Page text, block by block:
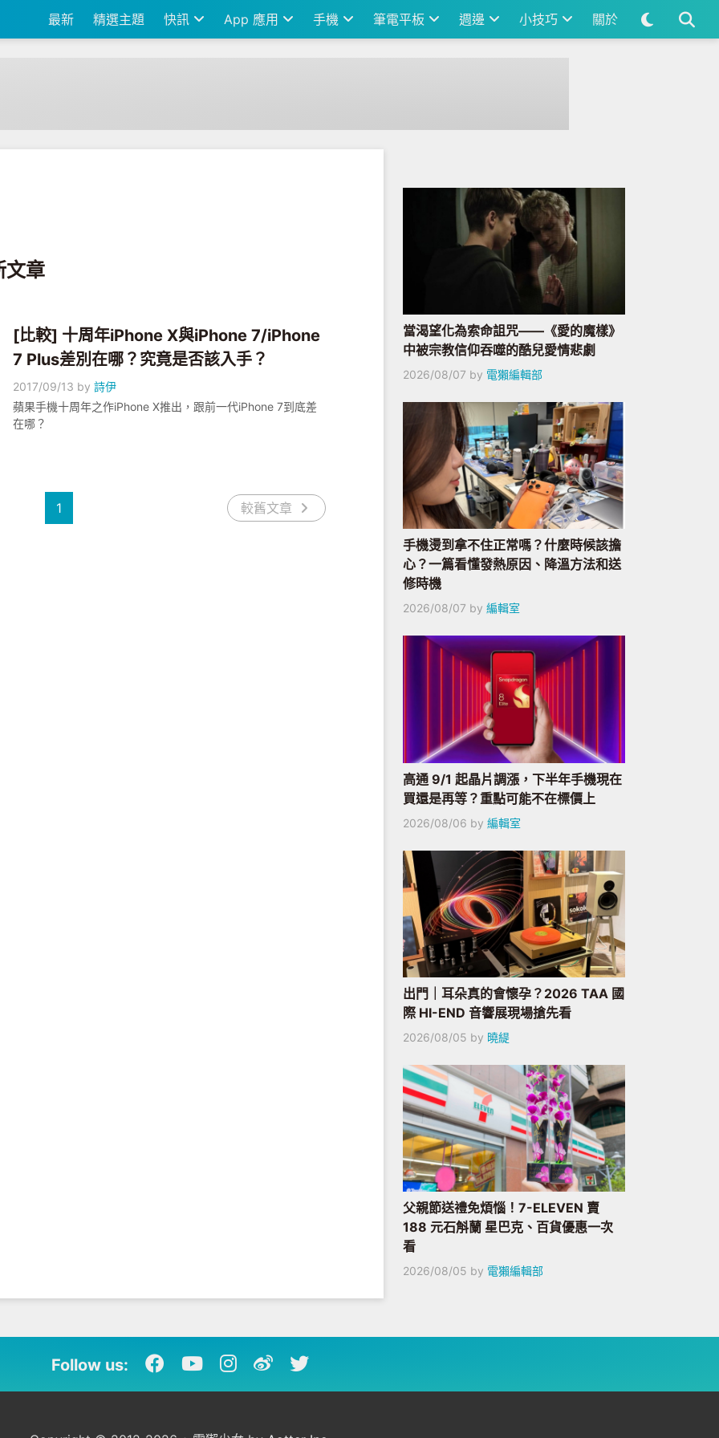
最新 精選主題 快訊 App 應用 手機 筆電平板 週邊 小技巧 關於
文章
[比較] 十周年iPhone X與iPhone 7/iPhone
7 Plus差別在哪？究竟是否該入手？
2017/09/13 by詩伊
蘋果手機十周年之作iPhone X推出，跟前一代iPhone 7到底差
在哪？
1 較舊文章
當渴望化為索命詛咒——《愛的魔樣》
中被宗教信仰吞噬的酷兒愛情悲劇
2026/08/07 by 電獺編輯部
手機燙到拿不住正常嗎？什麼時候該擔
心？一篇看懂發熱原因、降溫方法和送
修時機
2026/08/07 by 編輯室
高通 9/1 起晶片調漲，下半年手機現在
買還是再等？重點可能不在標價上
2026/08/06 by 編輯室
出門｜耳朵真的會懷孕？2026 TAA 國
際 HI-END 音響展現場搶先看
2026/08/05 by 曉緹
父親節送禮免煩惱！7-ELEVEN 賣
188 元石斛蘭 星巴克、百貨優惠一次
看
2026/08/05 by 電獺編輯部
Follow us: